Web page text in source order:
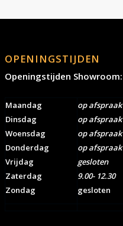
OPENINGSTIJDEN
Openingstijden Showroom:
Maandag
Dinsdag
Woensdag
Donderdag
Vrijdag
Zaterdag
Zondag
op afspraak
op afspraak
op afspraak
op afspraak
gesloten
9.00- 12.30
gesloten